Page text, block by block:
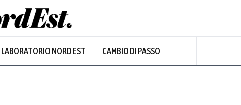
LABORATORIO NORD EST CAMBIO DI PASSO
Nuvoloso